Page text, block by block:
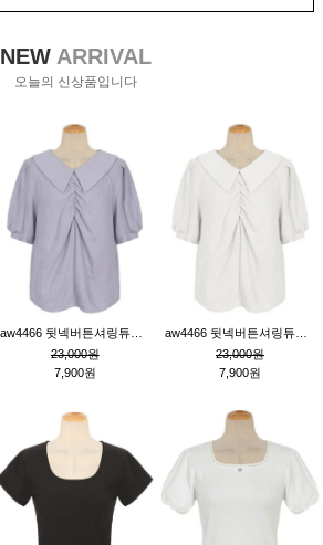
NEWARRIVAL
오늘의 신상품입니다
23,000원
7,900원
23,000원
7,900원